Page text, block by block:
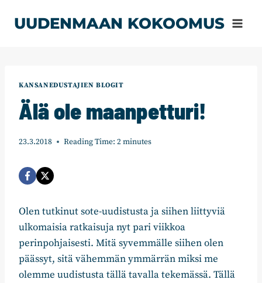
sisältöön
UUDENMAAN KOKOOMUS
KANSANEDUSTAJIEN BLOGIT
Älä ole maanpetturi!
23.3.2018 Reading Time: 2minutes
Olen tutkinut sote-uudistusta ja siihen liittyviä
ulkomaisia ratkaisuja nyt pari viikkoa
perinpohjaisesti. Mitä syvemmälle siihen olen
päässyt, sitä vähemmän ymmärrän miksi me
olemme uudistusta tällä tavalla tekemässä. Tällä